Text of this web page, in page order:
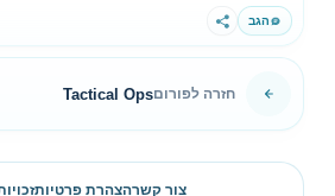
הגב שתף
חזרה לפורוםTactical Ops
צור קשרהצהרת פרטיות